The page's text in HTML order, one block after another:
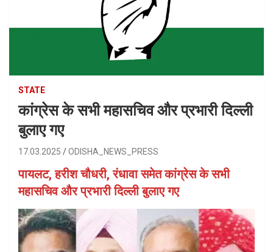
STATE
कांग्रेस के सभी महासचिव और प्रभारी दिल्ली
बुलाए गए
17.03.2025 ODISHA_NEWS_PRESS
पायलट, हरीश चौधरी, रंधावा समेत कांग्रेस के सभी
महासचिव और प्रभारी दिल्ली बुलाए गए